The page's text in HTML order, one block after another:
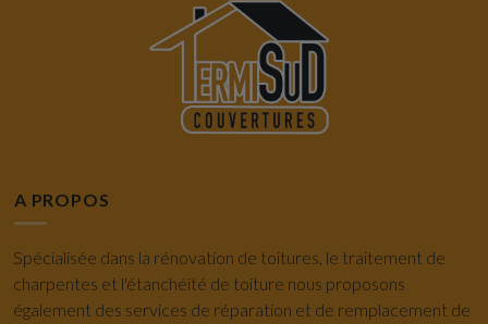
A PROPOS
Spécialisée dans la rénovation de toitures, le traitement de
charpentes et l'étanchéité de toiture nous proposons
également des services de réparation et de remplacement de